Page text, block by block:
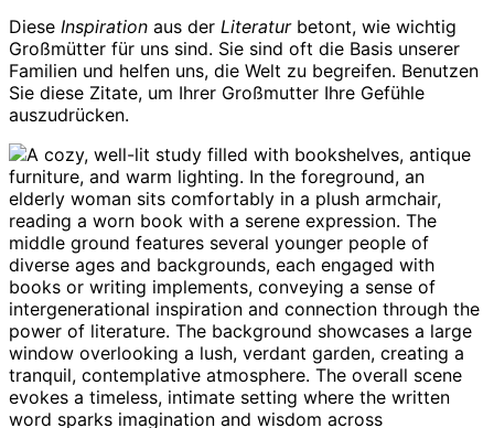
Diese Inspiration aus der Literaturbetont, wie wichtig
Großmütter für uns sind. Sie sind oft die Basis unserer
Familien und helfen uns, die Welt zu begreifen. Benutzen
Sie diese Zitate, um Ihrer Großmutter Ihre Gefühle
auszudrücken.